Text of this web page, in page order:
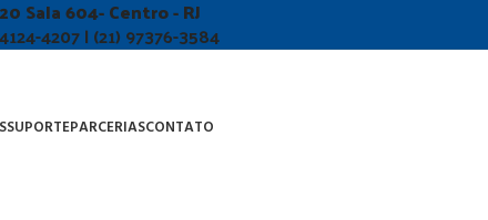
Sala 604- Centro - RJ
4207 | (21) 97376-3584
SUPORTEPARCERIASCONTATO